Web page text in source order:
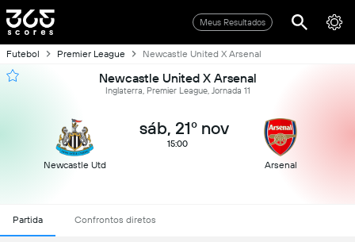
Meus Resultados
Futebol Premier League Newcastle United X Arsenal
Newcastle United X Arsenal
Inglaterra, Premier League, Jornada 11
Newcastle Utd
sáb, 21º nov
15:00
Arsenal
Partida Confrontos diretos